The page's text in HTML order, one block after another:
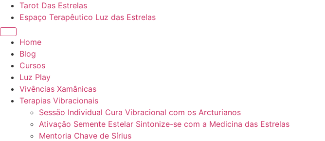
Tarot Das Estrelas
Espaço Terapêutico Luz das Estrelas
MenuHome
Blog
Cursos
Luz Play
Vivências Xamânicas
Terapias Vibracionais
Sessão Individual Cura Vibracional com os Arcturianos
Ativação Semente Estelar Sintonize-se com a Medicina das Estrelas
Mentoria Chave de Sírius